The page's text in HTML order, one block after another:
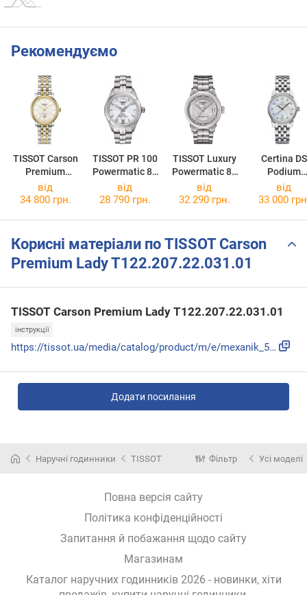
Рекомендуємо
TISSOT Carson
Premium
Automatic Lady
T122.207.22.0
TISSOT PR 100
Powermatic 80
Lady COSC
T101.208.11.1
TISSOT Luxury
Powermatic 80
Jungfraubahn
Lady
31.10
Certina DS
Podium
16.00
від
34 800 грн.
від
28 790 грн.
від
32 290 грн.
від
33 000
Корисні матеріали по TISSOT Carson
Premium Lady T122.207.22.031.01
TISSOT Carson Premium Lady T122.207.22.031.01
інструкції
https://tissot.ua/media/catalog/product/m/e/mexanik_51.pdf
Додати посилання
Наручні годинники TISSOT Фільтр Усі моделі
Повна версія сайту
Політика конфіденційності
Запитання й побажання щодо сайту
Магазинам
Каталог наручних годинників 2026 - новинки, хіти